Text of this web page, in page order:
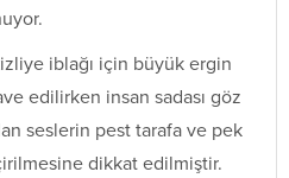
iblağı için büyük ergin
edilirken insan sadası göz
seslerin pest tarafa ve pek
dikkat edilmiştir.